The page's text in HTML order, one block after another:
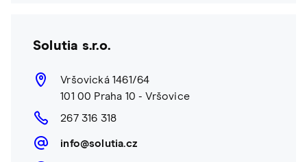
Solutia s.r.o.
Vršovická 1461/64
101 00 Praha 10 - Vršovice
267 316 318
info@solutia.cz